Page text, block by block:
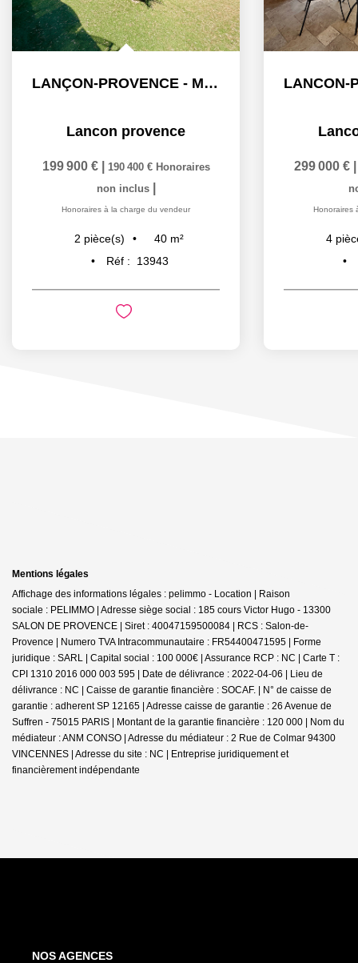
LANÇON-PROVENCE - Maison de type 2 avec jardin
Lancon provence
199 900 € 190 400 € Honoraires
non inclus
Honoraires à la charge du vendeur
2 pièce(s) 40 m²
Réf :
13943
299 000 €
Honoraires
4
Mentions légales
Affichage des informations légales : pelimmo - Location | Raison
sociale : PELIMMO | Adresse siège social : 185 cours Victor Hugo - 13300
SALON DE PROVENCE | Siret : 40047159500084 | RCS : Salon-de-
Provence | Numero TVA Intracommunautaire : FR54400471595 | Forme
juridique : SARL | Capital social : 100 000€ | Assurance RCP : NC | Carte T :
CPI 1310 2016 000 003 595 | Date de délivrance : 2022-04-06 | Lieu de
délivrance : NC | Caisse de garantie financière : SOCAF. | N° de caisse de
garantie : adherent SP 12165 | Adresse caisse de garantie : 26 Avenue de
Suffren - 75015 PARIS | Montant de la garantie financière : 120 000 | Nom du
médiateur : ANM CONSO | Adresse du médiateur : 2 Rue de Colmar 94300
VINCENNES | Adresse du site : NC | Entreprise juridiquement et
financièrement indépendante
NOS AGENCES